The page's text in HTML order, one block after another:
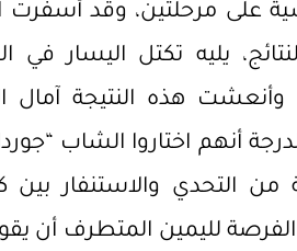
على مرحلتين، وقد أسفرت
يليه تكتل اليسار في
وأنعشت هذه النتيجة
أنهم اختاروا الشاب
من التحدي والاستنفار بين
لليمين المتطرف أن